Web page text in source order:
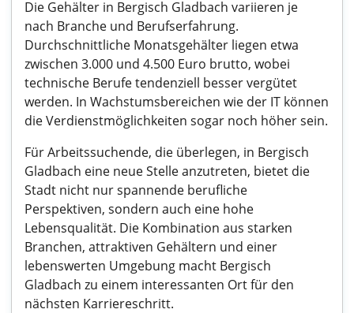
Die Gehälter in Bergisch Gladbach variieren je
nach Branche und Berufserfahrung.
Durchschnittliche Monatsgehälter liegen etwa
zwischen 3.000 und 4.500 Euro brutto, wobei
technische Berufe tendenziell besser vergütet
werden. In Wachstumsbereichen wie der IT können
die Verdienstmöglichkeiten sogar noch höher sein.
Für Arbeitssuchende, die überlegen, in Bergisch
Gladbach eine neue Stelle anzutreten, bietet die
Stadt nicht nur spannende berufliche
Perspektiven, sondern auch eine hohe
Lebensqualität. Die Kombination aus starken
Branchen, attraktiven Gehältern und einer
lebenswerten Umgebung macht Bergisch
Gladbach zu einem interessanten Ort für den
nächsten Karriereschritt.